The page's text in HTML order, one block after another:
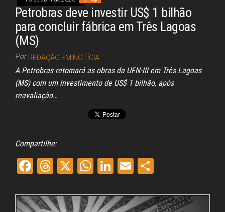
Petrobras deve investir US$ 1 bilhão
para concluir fábrica em Três Lagoas
(MS)
Por REDAÇÃO EM NOTÍCIA
A Petrobras retomará as obras da UFN-III em Três Lagoas
(MS) com um investimento de US$ 1 bilhão, após
reavaliação…
Compartilhe:
Fa
bo
Th
ad
X
W
ts
Li
ed
E
ail e